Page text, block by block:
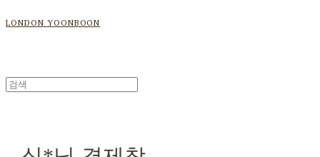
LONDON YOONBOON